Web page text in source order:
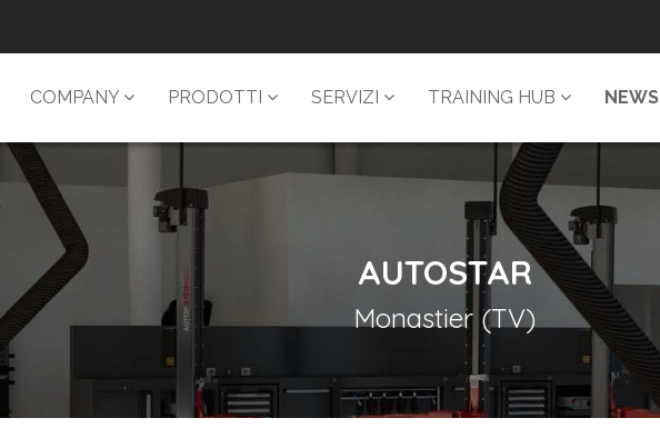
COMPANY PRODOTTI SERVIZI TRAINING HUB NEWS
AUTOSTAR
Monastier (TV)